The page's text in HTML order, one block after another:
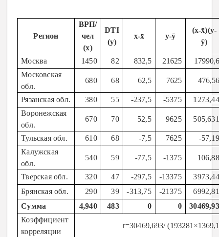
Регион
ВРП/
чел
(x)
DTI
(y)
x-x̄ y-ȳ
(x-x̄)(y-
ȳ)
Москва 1450 82 832,5 21625 1 7990,6
Московская
обл.
680 68 62,5 7625 476,56
Рязанская обл. 380 55 -237,5 -5375
1273,44
Воронежская
обл.
670 70 52,5 9625 505,631
Тульская обл. 610 68 -7,5 7625
-57,19
Калужская
обл.
540 59 -77,5 -1375 106,88
Тверская обл. 320 47 -297,5 -13375
3973,44
Брянская обл.
290 39 -313,75 -21375
6992,81
Сумма
4,940 483 0 0
30469,93
Коэффициент
корреляции
r=30469,693/ (193281 ×